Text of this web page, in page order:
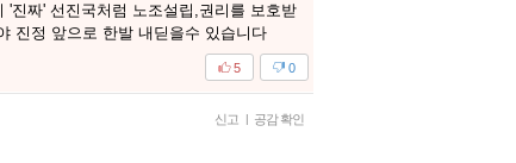
진짜' 선진국처럼 노조설립,권리를 보호받
진정 앞으로 한발 내딛을수 있습니다
0
5
신고 | 공감 확인